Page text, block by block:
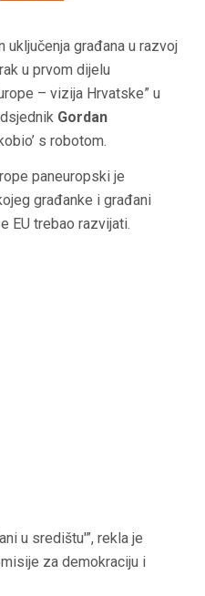
građana u razvoj
u prvom dijelu
– vizija Hrvatske” u
Gordan
s robotom.
paneuropski je
građanke i građani
EU trebao razvijati.
u središtu'”, rekla je
za demokraciju i